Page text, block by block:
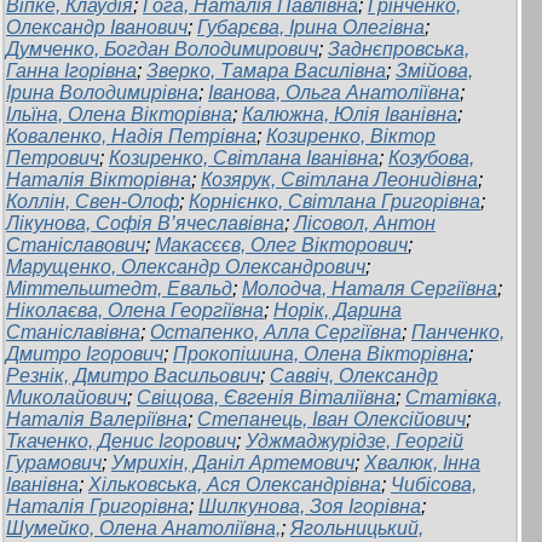
Віпке, Клаудія; Гога, Наталія Павлівна; Грінченко,
Олександр Іванович; Губарєва, Ірина Олегівна;
Думченко, Богдан Володимирович; Заднєпровська,
Ганна Ігорівна; Зверко, Тамара Василівна; Змійова,
Ірина Володимирівна; Іванова, Ольга Анатоліївна;
Ільїна, Олена Вікторівна; Калюжна, Юлія Іванівна;
Коваленко, Надія Петрівна; Козиренко, Віктор
Петрович; Козиренко, Світлана Іванівна; Козубова,
Наталія Вікторівна; Козярук, Світлана Леонидівна;
Коллін, Свен-Олоф; Корнієнко, Світлана Григорівна;
Лікунова, Софія В’ячеславівна;Лісовол, Антон
Станіславович; Макасєєв, Олег Вікторович;
Марущенко, Олександр Олександрович;
Міттельштедт, Евальд; Молодча, Наталя Сергіївна;
Ніколаєва, Олена Георгіївна; Норік, Дарина
Станіславівна; Остапенко, Алла Сергіївна; Панченко,
Дмитро Ігорович; Прокопішина, Олена Вікторівна;
Резнік, Дмитро Васильович; Саввіч, Олександр
Миколайович; Свіщова, Євгенія Віталіївна; Статівка,
Наталія Валеріївна; Степанець, Іван Олексійович;
Ткаченко, Денис Ігорович; Уджмаджурідзе, Георгій
Гурамович; Умрихін, Даніл Артемович; Хвалюк, Інна
Іванівна; Хільковська, Ася Олександрівна; Чибісова,
Наталія Григорівна; Шилкунова, Зоя Ігорівна;
Шумейко, Олена Анатоліївна,; Ягольницький,